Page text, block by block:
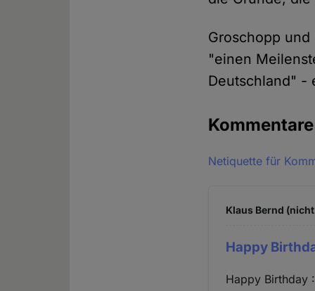
Groschopp
"einen
Deutschland" -
Kommentare
Netiquette für
Klaus Bernd
Happy
Happy Birthday